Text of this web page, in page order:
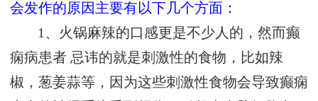
会发作的原因主要有以下几个方面：
1、火锅麻辣的口感更是不少人的，然而癫
痫病患者 忌讳的就是刺激性的食物，比如辣
椒，葱姜蒜等，因为这些刺激性食物会导致癫痫